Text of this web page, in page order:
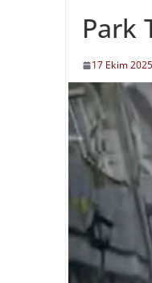
Park
17 Ekim